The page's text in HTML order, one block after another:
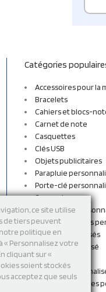
ce site utilise
de tiers peuvent
politique en
« Personnalisez votre
cliquant sur «
soient stockés
acceptez que seuls
Catégories
Accessoires pour la
Bracelets
Cahiers et blocs-
Carnet de note
Casquettes
Clés USB
Objets publicitaires
Parapluie
Porte-clé
Sac cordon
Sac en tissu
Sacs et sacs à dos
Sacs personnalisés
Stylo personnalisé
Sweatshirts
T-shirts
Tasses et Gourdes